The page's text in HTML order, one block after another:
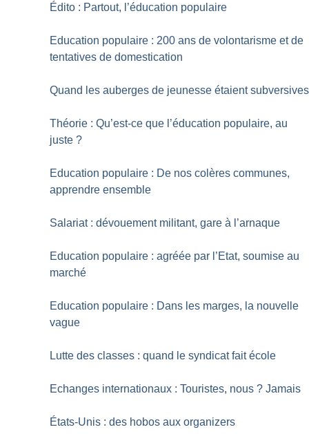
Édito : Partout, l’éducation populaire
Education populaire : 200 ans de volontarisme et de
tentatives de domestication
Quand les auberges de jeunesse étaient subversives
Théorie : Qu’est-ce que l’éducation populaire, au
juste ?
Education populaire : De nos colères communes,
apprendre ensemble
Salariat : dévouement militant, gare à l’arnaque
Education populaire : agréée par l’Etat, soumise au
marché
Education populaire : Dans les marges, la nouvelle
vague
Lutte des classes : quand le syndicat fait école
Echanges internationaux : Touristes, nous ? Jamais
États-Unis : des hobos aux organizers